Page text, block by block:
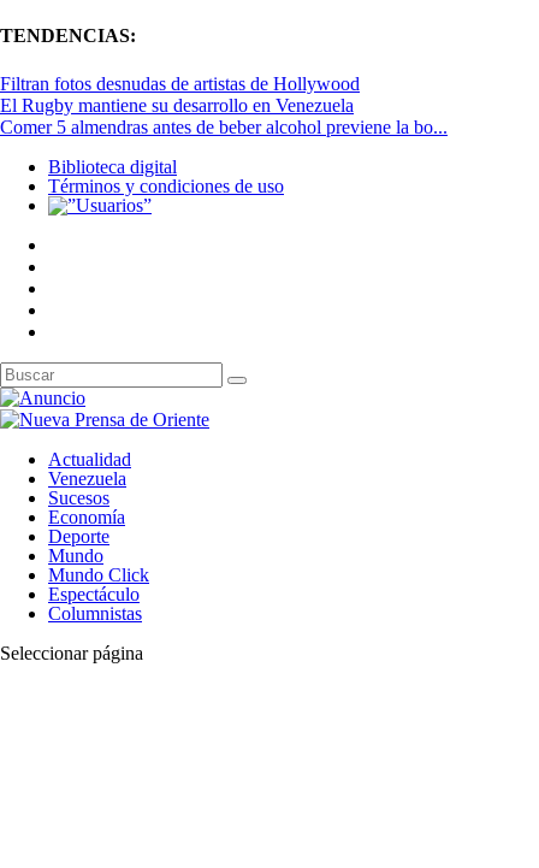
TENDENCIAS:
Filtran fotos desnudas de artistas de Hollywood
El Rugby mantiene su desarrollo en Venezuela
Comer 5 almendras antes de beber alcohol previene la bo...
Biblioteca digital
Términos y condiciones de uso
Actualidad
Venezuela
Sucesos
Economía
Deporte
Mundo
Mundo Click
Espectáculo
Columnistas
Seleccionar página